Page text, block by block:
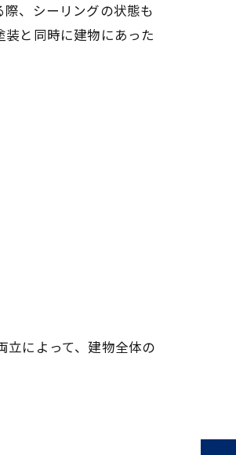
、シーリングの状態も
と同時に建物にあった
立によって、建物全体の